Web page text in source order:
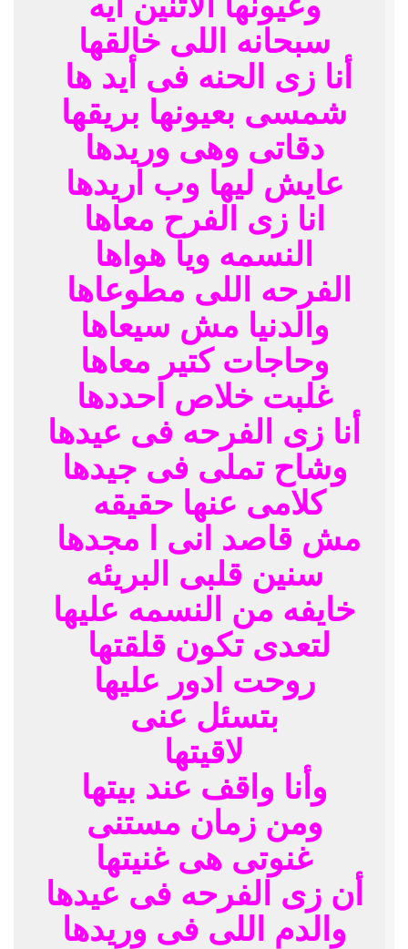
سبحانه اللى خالقها
أنا زى الحنه فى أيد ها
شمسى بعيونها بريقها
دقاتى وهى وريدها
عايش ليها وب اريدها
انا زى الفرح معاها
النسمه ويا هواها
الفرحه اللى مطوعاها
والدنيا مش سيعاها
وحاجات كتير معاها
غلبت خلاص احددها
أنا زى الفرحه فى عيدها
وشاح تملى فى جيدها
كلامى عنها حقيقه
مش قاصد انى ا مجدها
سنين قلبى البريئه
خايفه من النسمه عليها
لتعدى تكون قلقتها
روحت ادور عليها
بتسئل عنى
لاقيتها
وأنا واقف عند بيتها
ومن زمان مستنى
غنوتى هى غنيتها
أن زى الفرحه فى عيدها
والدم اللى فى وريدها